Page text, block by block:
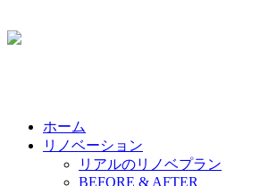
ホーム
リノベーション
リアルのリノベプラン
BEFORE & AFTER